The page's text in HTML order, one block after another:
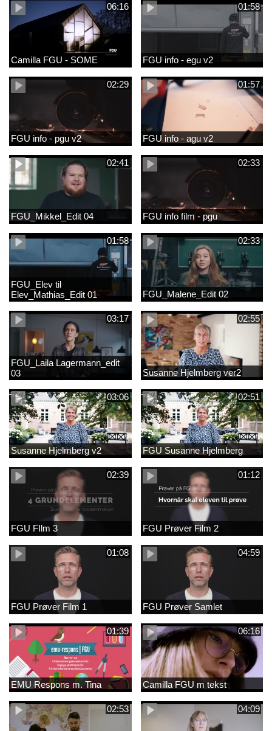
06:16
Camilla FGU - SOME
01:58
FGU info - egu v2
02:29
FGU info - pgu v2
01:57
FGU info - agu v2
02:41
FGU_Mikkel_Edit 04
02:33
FGU info film - pgu
01:58
FGU_Elev til
Elev_Mathias_Edit 01
02:33
FGU_Malene_Edit 02
03:17
FGU_Laila Lagermann_edit
03
02:55
Susanne Hjelmberg ver2
03:06
Susanne Hjelmberg v2
02:51
FGU Susanne Hjelmberg
02:39
FGU FIlm 3
01:12
FGU Prøver Film 2
01:08
FGU Prøver Film 1
04:59
FGU Prøver Samlet
01:39
EMU Respons m. Tina
06:16
Camilla FGU m tekst
02:53 04:09